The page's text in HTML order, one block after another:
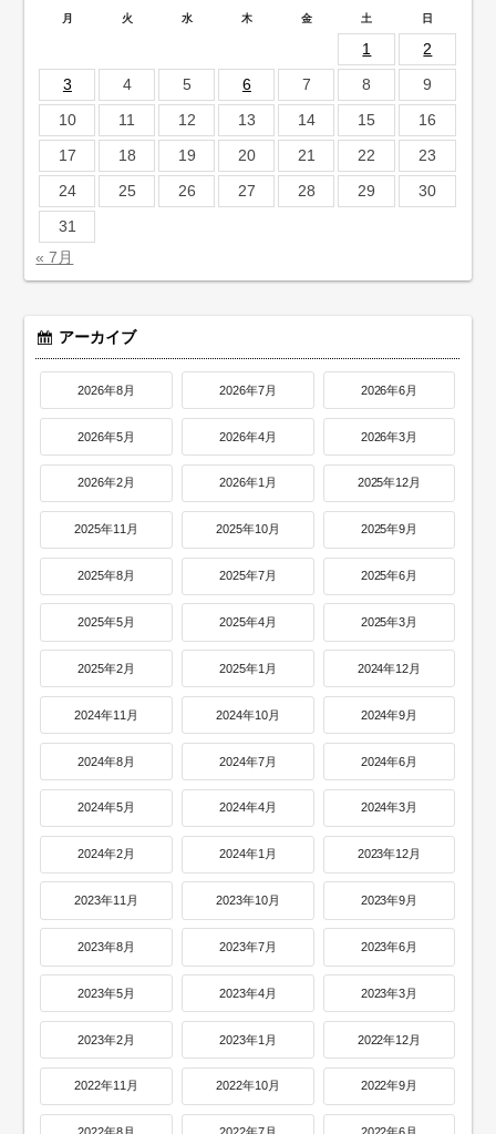
月 火 水 木 金 土 日
1
2
3
4 5 6 7 8
9
10
11 12 13 14 15
16
17
18 19 20 21 22
23
24
25 26 27 28 29
30
31
« 7月
アーカイブ
2026年8月 2026年7月 2026年6月
2026年5月 2026年4月 2026年3月
2026年2月 2026年1月 2025年12月
2025年11月 2025年10月 2025年9月
2025年8月 2025年7月 2025年6月
2025年5月 2025年4月 2025年3月
2025年2月 2025年1月 2024年12月
2024年11月 2024年10月 2024年9月
2024年8月 2024年7月 2024年6月
2024年5月 2024年4月 2024年3月
2024年2月 2024年1月 2023年12月
2023年11月 2023年10月 2023年9月
2023年8月 2023年7月 2023年6月
2023年5月 2023年4月 2023年3月
2023年2月 2023年1月 2022年12月
2022年11月 2022年10月 2022年9月